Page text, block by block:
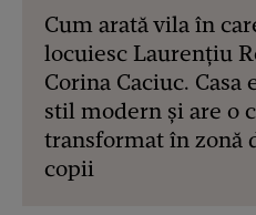
Cum arată vila în
locuiesc Laurențiu
Corina Caciuc. Casa
stil modern și are o
transformat în zonă
copii